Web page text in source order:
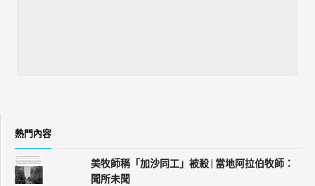
熱門內容
美牧師稱「加沙同工」被殺 | 當地阿拉伯牧師：
聞所未聞